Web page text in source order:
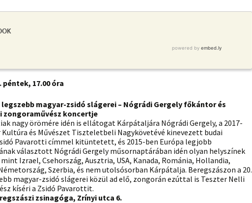
péntek, 17.00 óra
legszebb magyar-zsidó slágerei – Nógrádi Gergely főkántor és
zongoraművész koncertje
nagy örömére idén is ellátogat Kárpátaljára Nógrádi Gergely, a 2017-
Kultúra és Művészet Tiszteletbeli Nagykövetévé kinevezett budai
Pavarotti címmel kitüntetett, és 2015-ben Európa legjobb
választott Nógrádi Gergely műsornaptárában idén olyan helyszínek
Izrael, Csehország, Ausztria, USA, Kanada, Románia, Hollandia,
Szerbia, és nem utolsósorban Kárpátalja. Beregszászon a 20.
magyar-zsidó slágerei közül ad elő, zongorán ezúttal is Teszter Nelli
kíséri a Zsidó Pavarottit.
zsinagóga, Zrínyi utca 6.